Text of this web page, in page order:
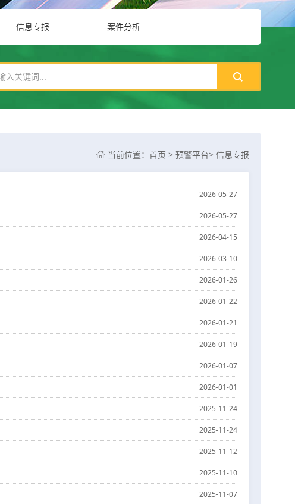
信息专报 案件分析
 当前位置： 首页 > 预警平台> 信息专报
2026-05-27
2026-05-27
2026-04-15
2026-03-10
2026-01-26
2026-01-22
2026-01-21
2026-01-19
2026-01-07
2026-01-01
2025-11-24
2025-11-24
2025-11-12
2025-11-10
2025-11-07